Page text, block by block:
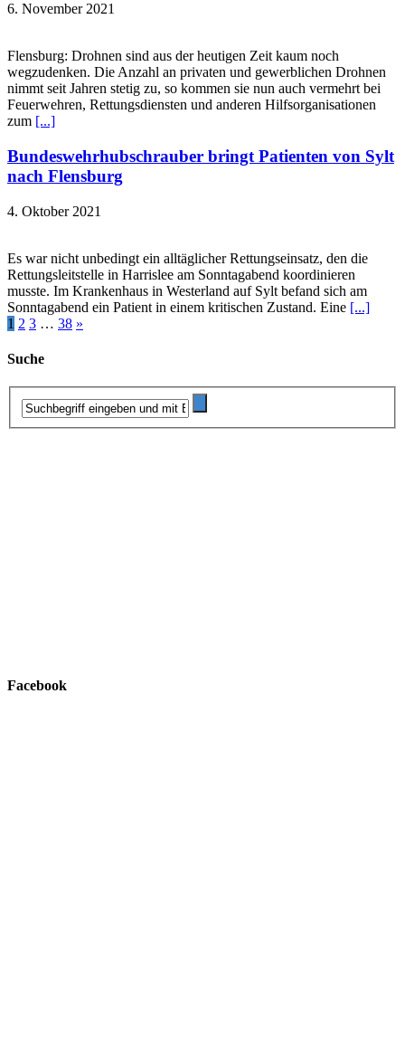
6. November 2021
Flensburg: Drohnen sind aus der heutigen Zeit kaum noch
wegzudenken. Die Anzahl an privaten und gewerblichen Drohnen
nimmt seit Jahren stetig zu, so kommen sie nun auch vermehrt bei
Feuerwehren, Rettungsdiensten und anderen Hilfsorganisationen
zum [...]
Bundeswehrhubschrauber bringt Patienten von Sylt
nach Flensburg
4. Oktober 2021
Es war nicht unbedingt ein alltäglicher Rettungseinsatz, den die
Rettungsleitstelle in Harrislee am Sonntagabend koordinieren
musste. Im Krankenhaus in Westerland auf Sylt befand sich am
Sonntagabend ein Patient in einem kritischen Zustand. Eine [...]
1 2 3 … 38 »
Suche
Facebook